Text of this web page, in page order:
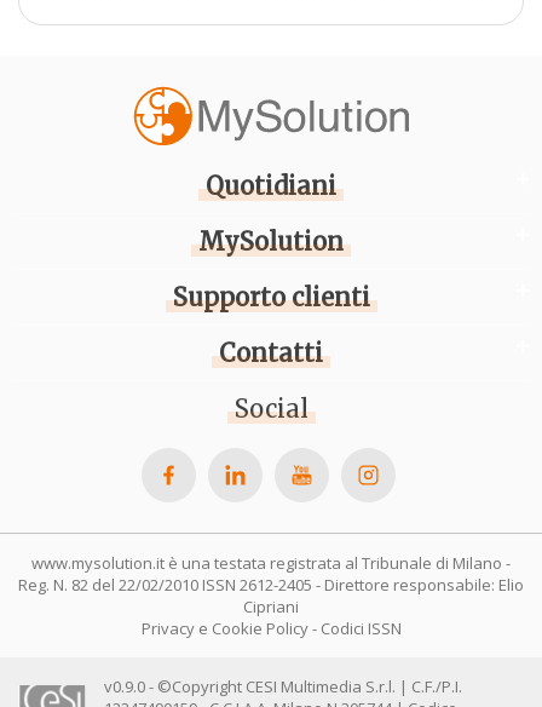
Quotidiani
MySolution
Supporto clienti
Contatti
Social
www.mysolution.it è una testata registrata al Tribunale di Milano -
Reg. N. 82 del 22/02/2010 ISSN 2612-2405 - Direttore responsabile: Elio
Cipriani
Privacy e Cookie Policy- Codici ISSN
v0.9.0 - ©Copyright CESI Multimedia S.r.l. | C.F./P.I.